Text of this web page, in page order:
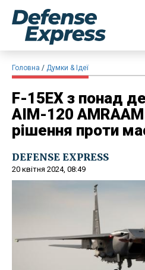
Головна Думки & Ідеї
F-15EX з понад
AIM-120
рішення проти
DEFENSE EXPRESS
20 квітня 2024, 08:49